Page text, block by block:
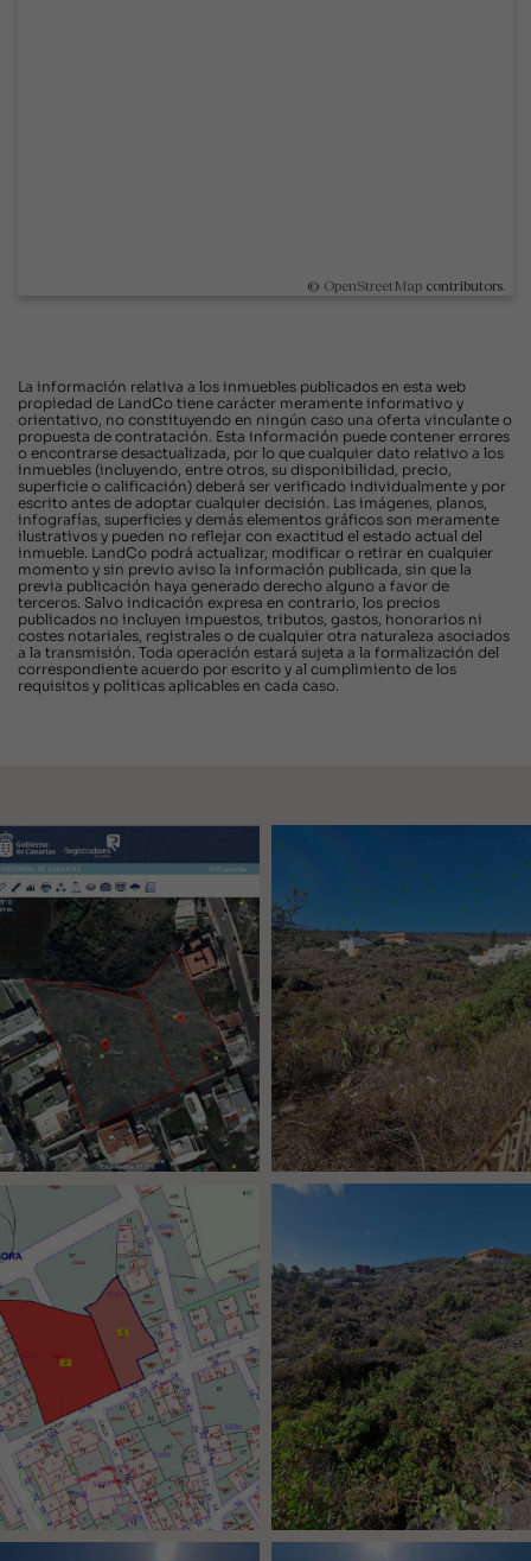
© OpenStreetMap contributors.
La información relativa a los inmuebles publicados en esta web
propiedad de LandCo tiene carácter meramente informativo y
orientativo, no constituyendo en ningún caso una oferta vinculante o
propuesta de contratación. Esta información puede contener errores
o encontrarse desactualizada, por lo que cualquier dato relativo a los
inmuebles (incluyendo, entre otros, su disponibilidad, precio,
superficie o calificación) deberá ser verificado individualmente y por
escrito antes de adoptar cualquier decisión. Las imágenes, planos,
infografías, superficies y demás elementos gráficos son meramente
ilustrativos y pueden no reflejar con exactitud el estado actual del
inmueble. LandCo podrá actualizar, modificar o retirar en cualquier
momento y sin previo aviso la información publicada, sin que la
previa publicación haya generado derecho alguno a favor de
terceros. Salvo indicación expresa en contrario, los precios
publicados no incluyen impuestos, tributos, gastos, honorarios ni
costes notariales, registrales o de cualquier otra naturaleza asociados
a la transmisión. Toda operación estará sujeta a la formalización del
correspondiente acuerdo por escrito y al cumplimiento de los
requisitos y políticas aplicables en cada caso.